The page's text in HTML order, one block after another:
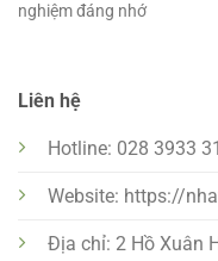
nghiệm đáng nhớ
Liên hệ
Hotline: 028 3933
Website: https://
Địa chỉ: 2 Hồ Xuân